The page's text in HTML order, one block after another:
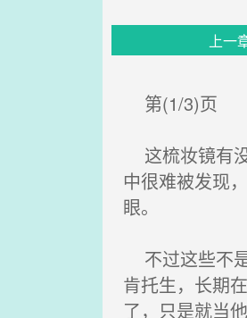
上一
第(1/3)页
这梳妆镜有
中很难被发现
眼。
不过这些不
肯托生，长期
了，只是就当